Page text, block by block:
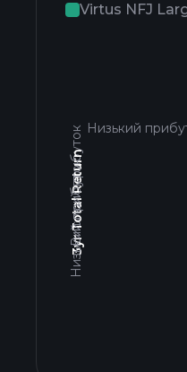
Virtus NFJ
Високий прибуток
3yr Total Return
Низький прибуток
Низький